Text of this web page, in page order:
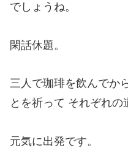
でしょうね。
閑話休題。
三人で珈琲を飲んでか
とを祈って それぞれの
元気に出発です。